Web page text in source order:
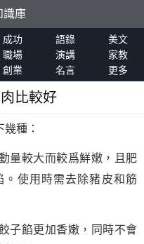
識庫
成功 語錄
美文
職場 演講
家教
創業 名言 更多
比較好
種：
量較大而較爲鮮嫩，且肥
使用時需去除豬皮和筋
子餡更加香嫩，同時不會